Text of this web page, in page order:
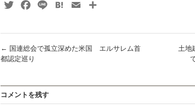
TwitterFacebook
Line HatenaEmail
← 国連総会で孤立深めた米国 エルサレム首
都認定巡り
土地
コメントを残す